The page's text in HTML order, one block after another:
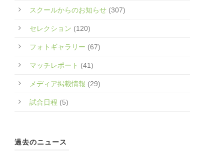
スクールからのお知らせ (307)
セレクション (120)
フォトギャラリー (67)
マッチレポート (41)
メディア掲載情報 (29)
試合日程 (5)
過去のニュース